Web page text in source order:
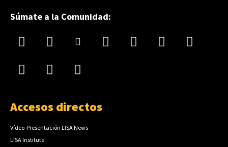
Súmate a la Comunidad:
Accesos directos
Vídeo-Presentación LISA News
LISA Institute